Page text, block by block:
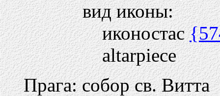
вид иконы:
иконостас
altarpiece
Прага: собор св. Витта